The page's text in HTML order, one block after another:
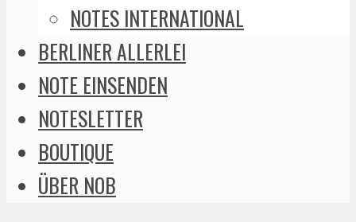
NOTES INTERNATIONAL
BERLINER ALLERLEI
NOTE EINSENDEN
NOTESLETTER
BOUTIQUE
ÜBER NOB